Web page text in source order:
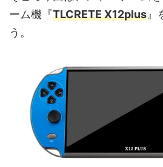
ーム機『TLCRETE X12plus』
う。